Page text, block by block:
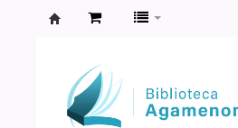
Agamenon
Magalhães